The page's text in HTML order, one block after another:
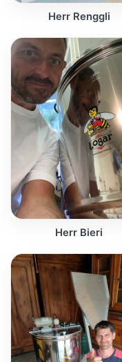
Herr Renggli
Herr Bieri